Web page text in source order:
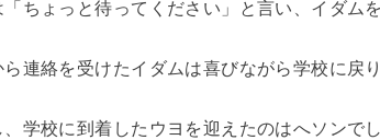
「ちょっと待ってください」と言い、イダム
ら連絡を受けたイダムは喜びながら学校に戻り
、学校に到着したウヨを迎えたのはへソンでし